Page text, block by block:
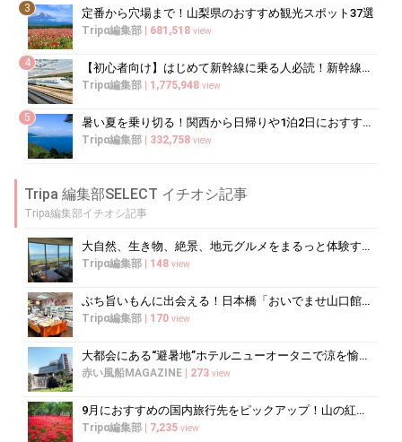
3 定番から穴場まで！山梨県のおすすめ観光スポット37選
Tripα編集部 | 681,518 view
4 【初心者向け】はじめて新幹線に乗る人必読！新幹線の乗り方をイチから徹底解説
Tripα編集部 | 1,775,948 view
5 暑い夏を乗り切る！関西から日帰りや1泊2日におすすめの避暑地10選
Tripα編集部 | 332,758 view
Tripa 編集部SELECT イチオシ記事
Tripa編集部イチオシ記事
大自然、生き物、絶景、地元グルメをまるっと体験する「湘南西エリア」
Tripα編集部 | 148 view
ぶち旨いもんに出会える！日本橋「おいでませ山口館」で買うべき銘品ガイド
Tripα編集部 | 170 view
大都会にある“避暑地”ホテルニューオータニで涼を愉しむ
赤い風船MAGAZINE | 273 view
9月におすすめの国内旅行先をピックアップ！山の紅葉絶景や果物狩りも
Tripα編集部 | 7,235 view